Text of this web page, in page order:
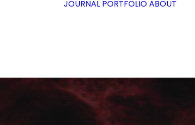
JOURNAL PORTFOLIOABOUT